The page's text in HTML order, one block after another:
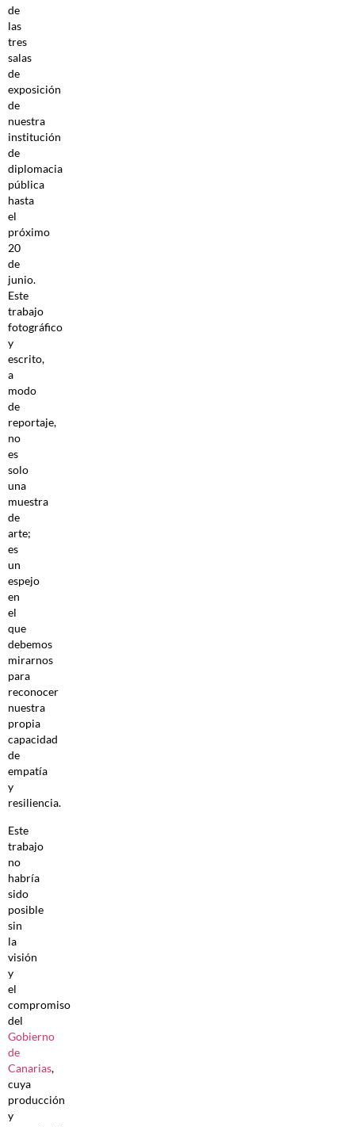
de
las
tres
salas
de
exposición
de
nuestra
institución
de
diplomacia
pública
hasta
el
próximo
20
de
junio.
Este
trabajo
fotográfico
y
escrito,
a
modo
de
reportaje,
no
es
solo
una
muestra
de
arte;
es
un
espejo
en
el
que
debemos
mirarnos
para
reconocer
nuestra
propia
capacidad
de
empatía
y
resiliencia.
Este
trabajo
no
habría
sido
posible
sin
la
visión
y
el
compromiso
del
Gobierno
de
Canarias,
cuya
producción
y